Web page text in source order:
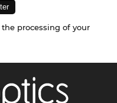
processing of your